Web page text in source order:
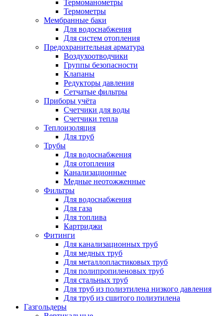
Термоманометры
Термометры
Мембранные баки
Для водоснабжения
Для систем отопления
Предохранительная арматура
Воздухоотводчики
Группы безопасности
Клапаны
Редукторы давления
Сетчатые фильтры
Приборы учёта
Счетчики для воды
Счетчики тепла
Теплоизоляция
Для труб
Трубы
Для водоснабжения
Для отопления
Канализационные
Медные неотожженные
Фильтры
Для водоснабжения
Для газа
Для топлива
Картриджи
Фитинги
Для канализационных труб
Для медных труб
Для металлопластиковых труб
Для полипропиленовых труб
Для стальных труб
Для труб из полиэтилена низкого давления
Для труб из сшитого полиэтилена
Газгольдеры